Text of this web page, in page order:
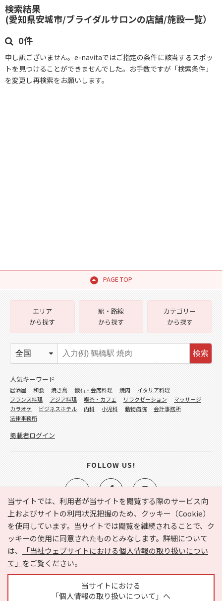
検索結果
(愛知県安城市/ブライダルサロンの店舗/施設一覧）
0件
申し訳ございません。e-navitaではご指定の条件に該当するスポッ
トを見つけることができませんでした。お手数ですが「検索条件」
を変更し再検索をお願いします。
PAGE TOP
当サイトでは、利用者が当サイトを閲覧する際のサービス向
上およびサイトの利用状況把握のため、クッキー（Cookie）
を使用しています。当サイトでは閲覧を継続されることで、ク
ッキーの使用に同意されたものとみなします。詳細について
は、
「当社ウェブサイトにおける個人情報の取り扱いについ
て」 をご覧ください。
当サイトにおける
「個人情報の取り扱いについて」へ
e-NAVITA（イーナビタ）とは？ お気に入り
ヘルプ
利用規約
個人情報の取り扱いについて
運営会社
サイトマップ
広告掲載に関するお問い合わせ
エリア
から探す
駅・路線
から探す
カテゴリー
から探す
検索
人気キーワード
居酒屋 和食 焼き鳥 懐石・会席料理 焼肉
イタリア料理
フランス料理
アジア料理 喫茶・カフェ リラクゼーション
マッサージ
カラオケ
ビジネスホテル 内科 小児科 動物病院
会計事務所
法律事務所
掲載者ログイン
FOLLOW US!